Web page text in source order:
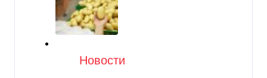
Категория
Новости